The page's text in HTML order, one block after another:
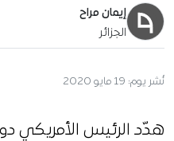
إيمان مراح
الجزائر
نُشر يوم: 19 مايو 2020
هدّد الرئيس الأمريكي